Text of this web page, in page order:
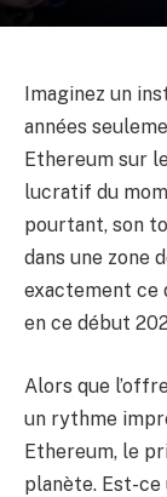
Imaginez un
années
Ethereum sur
lucratif du
pourtant, son
dans une zone
exactement ce
en ce début
Alors que l’offre
un rythme
Ethereum, le
planète. Est-ce